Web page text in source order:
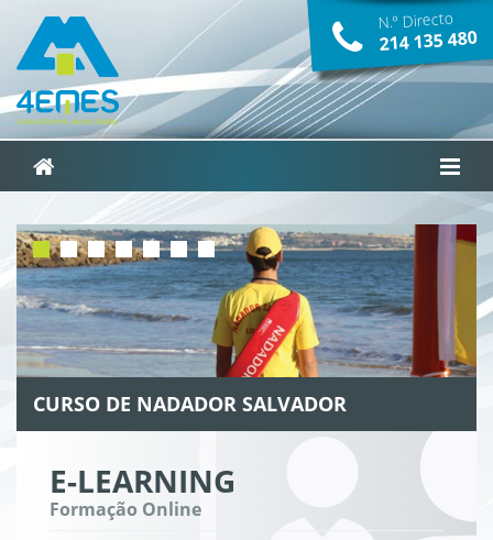
N.º Directo
214­ 135­ 480
CURSO DE NADADOR SALVADOR
E-LEARNING
Formação Online